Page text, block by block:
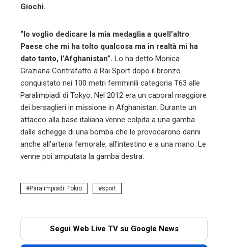
Giochi.
“Io voglio dedicare la mia medaglia a quell’altro
Paese che mi ha tolto qualcosa ma in realtà mi ha
dato tanto, l’Afghanistan”. Lo ha detto Monica
Graziana Contrafatto a Rai Sport dopo il bronzo
conquistato nei 100 metri femminili categoria T63 alle
Paralimpiadi di Tokyo. Nel 2012 era un caporal maggiore
dei bersaglieri in missione in Afghanistan. Durante un
attacco alla base italiana venne colpita a una gamba
dalle schegge di una bomba che le provocarono danni
anche all’arteria femorale, all’intestino e a una mano. Le
venne poi amputata la gamba destra.
Paralimpiadi: Tokio sport
Segui Web Live TV su Google News